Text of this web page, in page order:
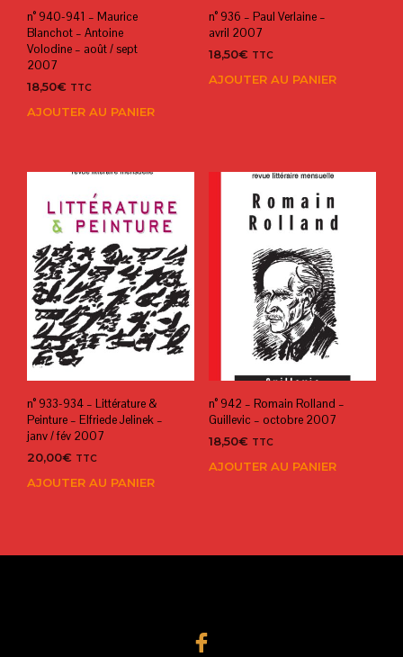
n° 940-941 – Maurice
Blanchot – Antoine
Volodine – août / sept
2007
18,50€ TTC
AJOUTER AU PANIER
n° 936 – Paul Verlaine –
avril 2007
18,50€ TTC
AJOUTER AU PANIER
n° 933-934 – Littérature &
Peinture – Elfriede Jelinek –
janv / fév 2007
20,00€ TTC
AJOUTER AU PANIER
n° 942 – Romain Rolland –
Guillevic – octobre 2007
18,50€ TTC
AJOUTER AU PANIER